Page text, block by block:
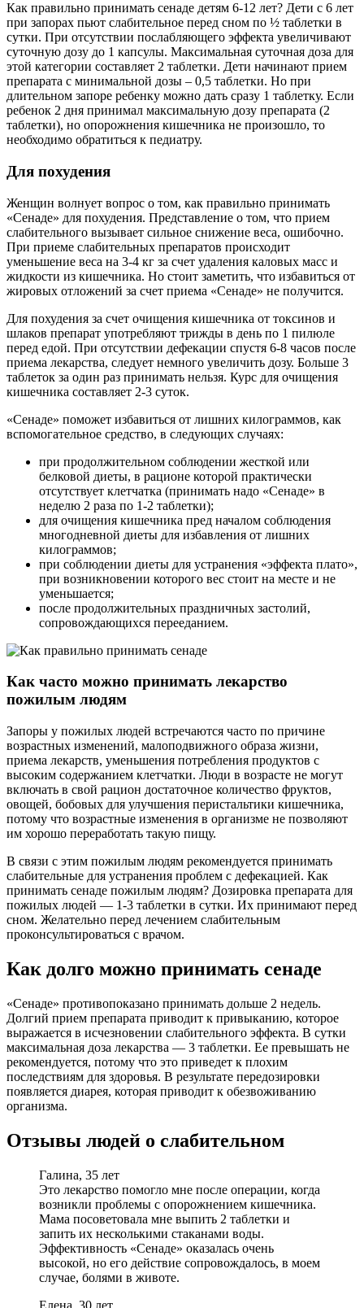
Как правильно принимать сенаде детям 6-12 лет? Дети с 6 лет
при запорах пьют слабительное перед сном по ½ таблетки в
сутки. При отсутствии послабляющего эффекта увеличивают
суточную дозу до 1 капсулы. Максимальная суточная доза для
этой категории составляет 2 таблетки. Дети начинают прием
препарата с минимальной дозы – 0,5 таблетки. Но при
длительном запоре ребенку можно дать сразу 1 таблетку. Если
ребенок 2 дня принимал максимальную дозу препарата (2
таблетки), но опорожнения кишечника не произошло, то
необходимо обратиться к педиатру.
Для похудения
Женщин волнует вопрос о том, как правильно принимать
«Сенаде» для похудения. Представление о том, что прием
слабительного вызывает сильное снижение веса, ошибочно.
При приеме слабительных препаратов происходит
уменьшение веса на 3-4 кг за счет удаления каловых масс и
жидкости из кишечника. Но стоит заметить, что избавиться от
жировых отложений за счет приема «Сенаде» не получится.
Для похудения за счет очищения кишечника от токсинов и
шлаков препарат употребляют трижды в день по 1 пилюле
перед едой. При отсутствии дефекации спустя 6-8 часов после
приема лекарства, следует немного увеличить дозу. Больше 3
таблеток за один раз принимать нельзя. Курс для очищения
кишечника составляет 2-3 суток.
«Сенаде» поможет избавиться от лишних килограммов, как
вспомогательное средство, в следующих случаях:
при продолжительном соблюдении жесткой или
белковой диеты, в рационе которой практически
отсутствует клетчатка (принимать надо «Сенаде» в
неделю 2 раза по 1-2 таблетки);
для очищения кишечника пред началом соблюдения
многодневной диеты для избавления от лишних
килограммов;
при соблюдении диеты для устранения «эффекта плато»,
при возникновении которого вес стоит на месте и не
уменьшается;
после продолжительных праздничных застолий,
сопровождающихся перееданием.
Как часто можно принимать лекарство
пожилым людям
Запоры у пожилых людей встречаются часто по причине
возрастных изменений, малоподвижного образа жизни,
приема лекарств, уменьшения потребления продуктов с
высоким содержанием клетчатки. Люди в возрасте не могут
включать в свой рацион достаточное количество фруктов,
овощей, бобовых для улучшения перистальтики кишечника,
потому что возрастные изменения в организме не позволяют
им хорошо переработать такую пищу.
В связи с этим пожилым людям рекомендуется принимать
слабительные для устранения проблем с дефекацией. Как
принимать сенаде пожилым людям? Дозировка препарата для
пожилых людей — 1-3 таблетки в сутки. Их принимают перед
сном. Желательно перед лечением слабительным
проконсультироваться с врачом.
Как долго можно принимать сенаде
«Сенаде» противопоказано принимать дольше 2 недель.
Долгий прием препарата приводит к привыканию, которое
выражается в исчезновении слабительного эффекта. В сутки
максимальная доза лекарства — 3 таблетки. Ее превышать не
рекомендуется, потому что это приведет к плохим
последствиям для здоровья. В результате передозировки
появляется диарея, которая приводит к обезвоживанию
организма.
Отзывы людей о слабительном
Галина, 35 лет
Это лекарство помогло мне после операции, когда
возникли проблемы с опорожнением кишечника.
Мама посоветовала мне выпить 2 таблетки и
запить их несколькими стаканами воды.
Эффективность «Сенаде» оказалась очень
высокой, но его действие сопровождалось, в моем
случае, болями в животе.
Елена, 30 лет